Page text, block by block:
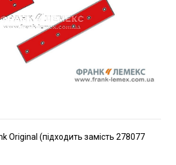
Original (підходить замість 278077